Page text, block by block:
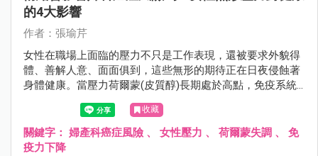
的4大影響
作者：張瑜芹
女性在職場上面臨的壓力不只是工作表現，還被要求外貌得
體、善解人意、面面俱到，這些無形的期待正在日夜侵蝕著
身體健康。當壓力荷爾蒙(皮質醇)長期處於高點，免疫系統
受到抑制，就會造成細胞修復功能下降、荷爾蒙失調。
收藏
關鍵字： 婦產科癌症風險 、 女性壓力 、 荷爾蒙失調 、 免
疫力下降